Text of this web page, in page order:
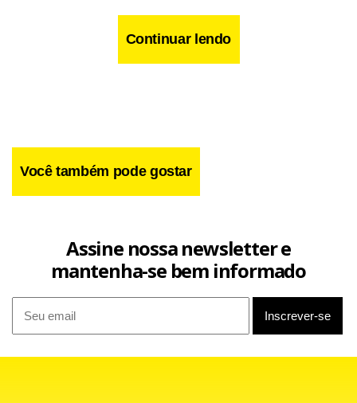
< !-- /hotwords -- >
Continuar lendo
Você também pode gostar
Assine nossa newsletter e
mantenha-se bem informado